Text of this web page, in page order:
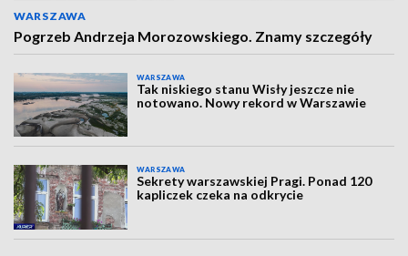
WARSZAWA
Pogrzeb Andrzeja Morozowskiego. Znamy szczegóły
WARSZAWA
Tak niskiego stanu Wisły jeszcze nie
notowano. Nowy rekord w Warszawie
WARSZAWA
Sekrety warszawskiej Pragi. Ponad 120
kapliczek czeka na odkrycie